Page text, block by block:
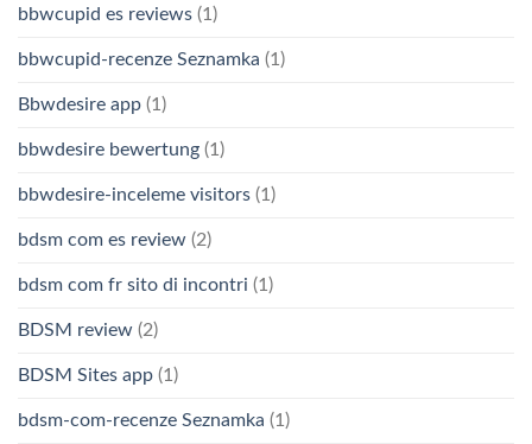
bbwcupid es reviews (1)
bbwcupid-recenze Seznamka (1)
Bbwdesire app (1)
bbwdesire bewertung (1)
bbwdesire-inceleme visitors (1)
bdsm com es review (2)
bdsm com fr sito di incontri (1)
BDSM review (2)
BDSM Sites app (1)
bdsm-com-recenze Seznamka (1)